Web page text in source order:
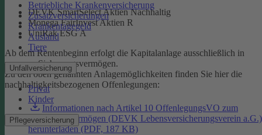
Betriebliche Krankenversicherung
Zusatzversicherungen
Krankentagegeld
Ausland
Tiere
Unfallversicherung
Privat
Kinder
Pflegeversicherung
DEVK SmartSelect Aktien Nachhaltig
Monega FairInvest Aktien R
UniRak ESG A
Ab dem Rentenbeginn erfolgt die Kapitalanlage ausschließlich in
unserem Sicherungsvermögen.
Zu den oben genannten Anlagemöglichkeiten finden Sie hier die
nachhaltigkeitsbezogenen Offenlegungen:
Informationen nach Artikel 10 OffenlegungsVO zum
Sicherungsvermögen (DEVK Lebensversicherungsverein a.G.)
herunterladen (PDF, 187 KB)